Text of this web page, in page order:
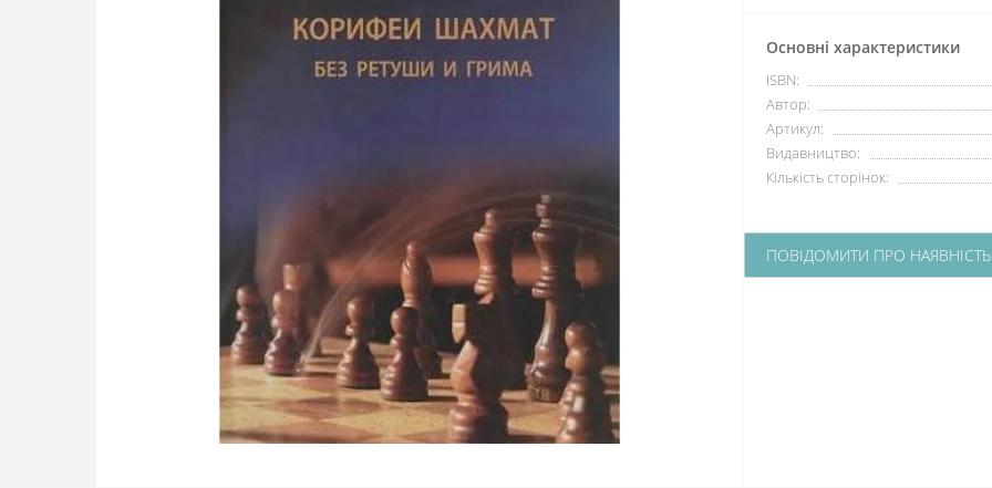
Основні характеристики
ISBN:
Автор:
Артикул:
Видавництво:
Кількість сторінок:
ПОВІДОМИТИ ПРО НАЯВНІСТЬ